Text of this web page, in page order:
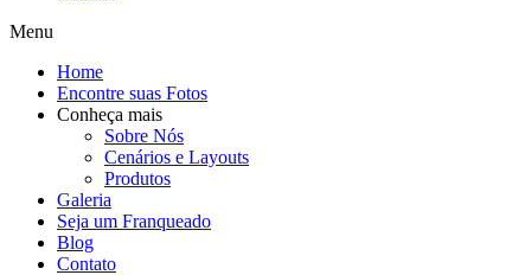
Menu
Home
Encontre suas Fotos
Conheça mais
Sobre Nós
Cenários e Layouts
Produtos
Galeria
Seja um Franqueado
Blog
Contato